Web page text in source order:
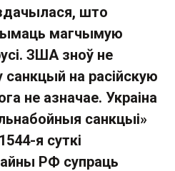
што
магчымую
ЗША зноў не
на расійскую
не азначае. Украіна
санкцыі»
я суткі
РФ супраць